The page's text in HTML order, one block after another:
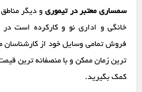
سمساری معتبر در تیموری و دیگر مناطق
خانگی و اداری نو و کارکرده است در
فروش تمامی وسایل خود از
ترین زمان ممکن و با منصفانه ترین
کمک بگیرید.